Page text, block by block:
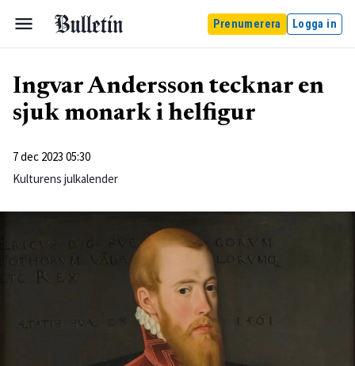
Prenumerera Logga in
Ingvar Andersson tecknar en
sjuk monark i helfigur
7 dec 2023 05:30
Kulturens julkalender